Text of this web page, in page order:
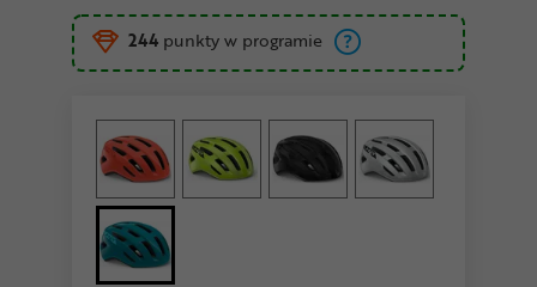
244 punkty w programie